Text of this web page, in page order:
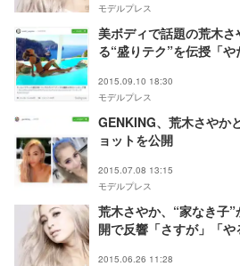
モデルプレス
美ボディで話題の荒木
る“盛りテク”を伝授「
2015.09.10 18:30
モデルプレス
GENKING、荒木さやか
ョットを公開
2015.07.08 13:15
モデルプレス
荒木さやか、“家なき子
開で反響「さすが」「や
2015.06.26 11:28